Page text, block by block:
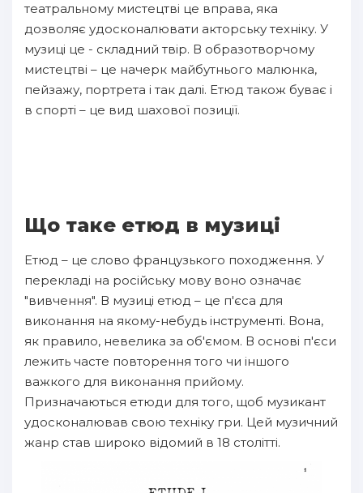
театральному мистецтві це вправа, яка
дозволяє удосконалювати акторську техніку. У
музиці це - складний твір. В образотворчому
мистецтві – це начерк майбутнього малюнка,
пейзажу, портрета і так далі. Етюд також буває і
в спорті – це вид шахової позиції.
Що таке етюд в музиці
Етюд – це слово французького походження. У
перекладі на російську мову воно означає
"вивчення". В музиці етюд – це п'єса для
виконання на якому-небудь інструменті. Вона,
як правило, невелика за об'ємом. В основі п'єси
лежить часте повторення того чи іншого
важкого для виконання прийому.
Призначаються етюди для того, щоб музикант
удосконалював свою техніку гри. Цей музичний
жанр став широко відомий в 18 столітті.